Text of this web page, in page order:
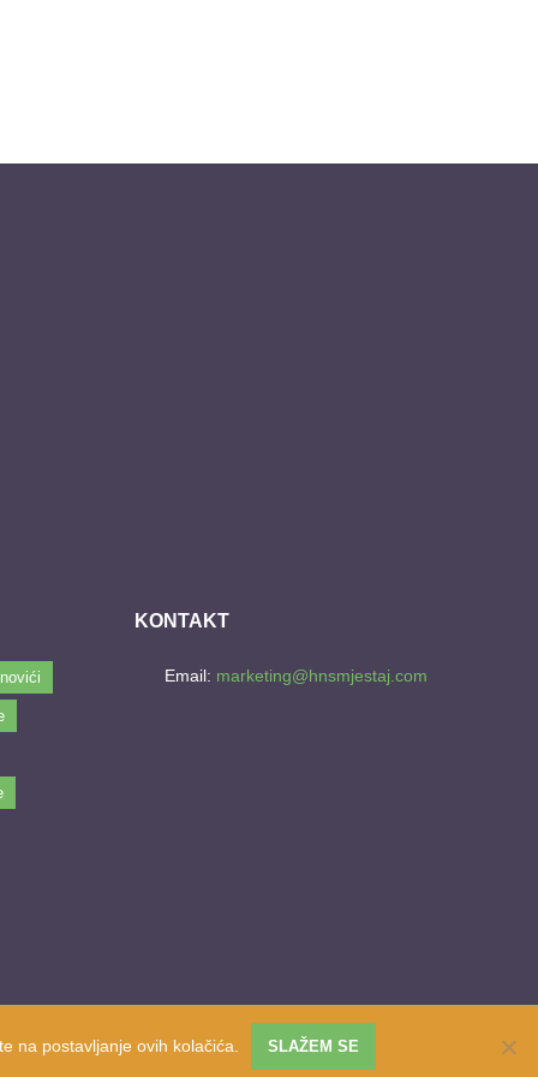
KONTAKT
Email: marketing@hnsmjestaj.com
na postavljanje ovih kolačića. SLAŽEM SE